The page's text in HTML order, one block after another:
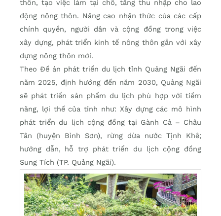
thôn, tạo việc làm tại chỗ, tăng thu nhập cho lao
động nông thôn. Nâng cao nhận thức của các cấp
chính quyền, người dân và cộng đồng trong việc
xây dựng, phát triển kinh tế nông thôn gắn với xây
dựng nông thôn mới.
Theo Đề án phát triển du lịch tỉnh Quảng Ngãi đến
năm 2025, định hướng đến năm 2030, Quảng Ngãi
sẽ phát triển sản phẩm du lịch phù hợp với tiềm
năng, lợi thế của tỉnh như: Xây dựng các mô hình
phát triển du lịch cộng đồng tại Gành Cả – Châu
Tân (huyện Bình Sơn), rừng dừa nước Tịnh Khê;
hướng dẫn, hỗ trợ phát triển du lịch cộng đồng
Sung Tích (TP. Quảng Ngãi).